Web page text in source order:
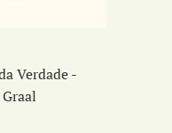
Verdade -